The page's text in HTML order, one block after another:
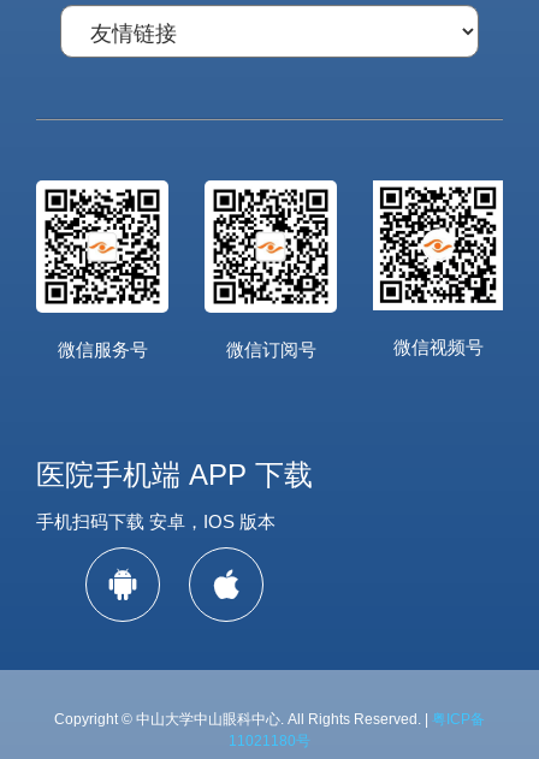
微信服务号 微信订阅号 微信视频号
医院手机端 APP 下载
手机扫码下载 安卓，IOS 版本
Copyright © 中山大学中山眼科中心. All Rights Reserved. | 粤ICP备
11021180号